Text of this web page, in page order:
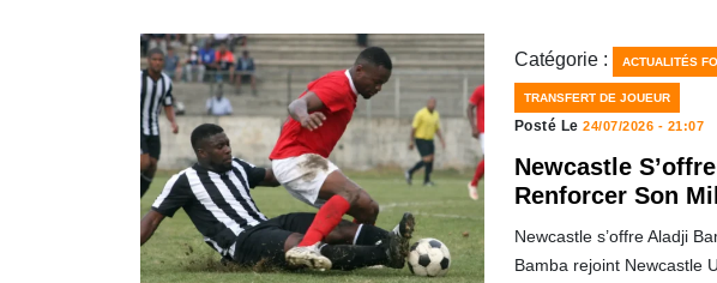
Catégorie : ACTUALITÉS
TRANSFERT DE JOUEUR
Posté Le24/07/2026 - 21:07
Newcastle
Renforcer Son
Newcastle s’offre Aladji
Bamba rejoint Newcastle